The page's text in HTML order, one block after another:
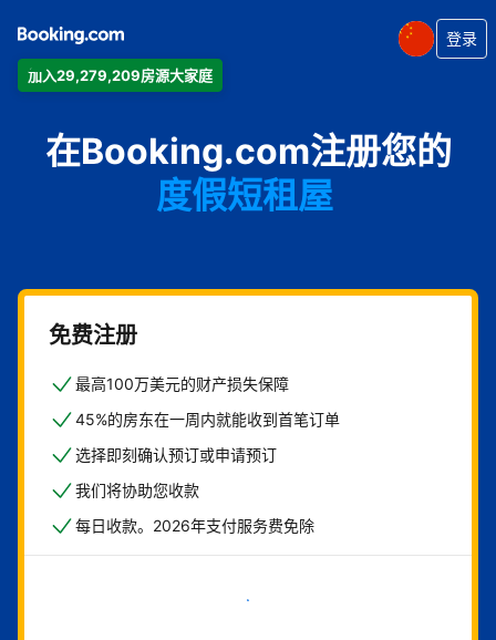
加入29,279,209房源大家庭
登录
在Booking.com注册您的
公寓
酒店
度假短租屋
住宿加早餐旅馆
免费注册
最高100万美元的财产损失保障
45%的房东在一周内就能收到首笔订单
选择即刻确认预订或申请预订
我们将协助您收款
每日收款。2026年支付服务费免除
立即开始